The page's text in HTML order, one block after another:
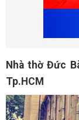
Nhà thờ Đức
Tp.HCM